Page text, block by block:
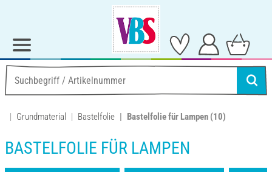
Grundmaterial Bastelfolie Bastelfolie für Lampen (10)
BASTELFOLIE FÜR LAMPEN